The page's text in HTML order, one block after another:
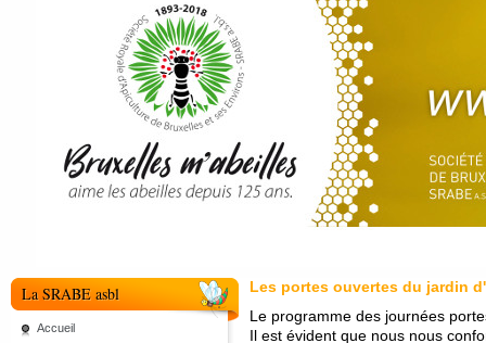
La SRABE asbl
Accueil
Les portes ouvertes du jardin
Le programme des journées
Il est évident que nous nous